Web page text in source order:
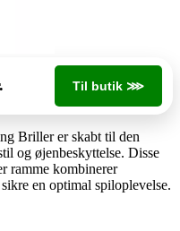
Til butik ⋙
Briller er skabt til den
og øjenbeskyttelse. Disse
ramme kombinerer
en optimal spiloplevelse.